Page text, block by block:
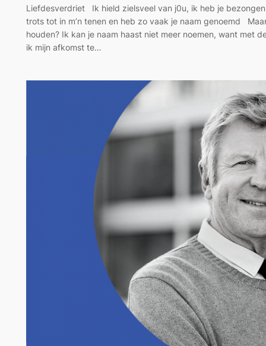
Liefdesverdriet Ik hield zielsveel van j0u, ik heb je
trots tot in m’n tenen en heb zo vaak je naam genoemd
houden? Ik kan je naam haast niet meer noemen, want met
ik mijn afkomst te…